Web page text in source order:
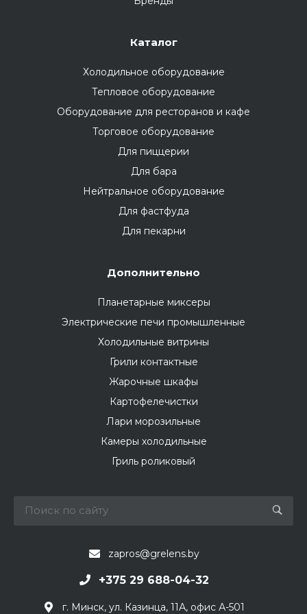
Каталог
Холодильное оборудование
Тепловое оборудование
Оборудование для ресторанов и кафе
Торговое оборудование
Для пиццерии
Для бара
Нейтральное оборудование
Для фастфуда
Для пекарни
Дополнительно
Планетарные миксеры
Электрические печи промышленные
Холодильные витрины
Грили контактные
Жарочные шкафы
Картофелечистки
Лари морозильные
Камеры холодильные
Гриль роликовый
zapros@grelens.by
+375 29 688-04-32
г. Минск, ул. Казинца, 11А, офис А-501